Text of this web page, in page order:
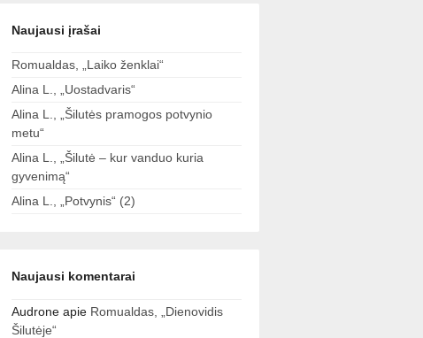
Naujausi įrašai
Romualdas, „Laiko ženklai“
Alina L., „Uostadvaris“
Alina L., „Šilutės pramogos potvynio
metu“
Alina L., „Šilutė – kur vanduo kuria
gyvenimą“
Alina L., „Potvynis“ (2)
Naujausi komentarai
Audrone apie Romualdas, „Dienovidis
Šilutėje“